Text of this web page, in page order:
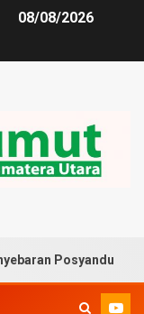
08/08/2026